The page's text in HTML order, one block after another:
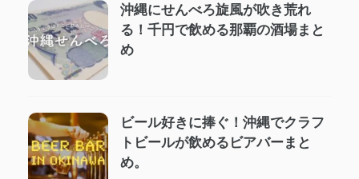
沖縄にせんべろ旋風が吹き荒れ
る！千円で飲める那覇の酒場まと
め
ビール好きに捧ぐ！沖縄でクラフ
トビールが飲めるビアバーまと
め。